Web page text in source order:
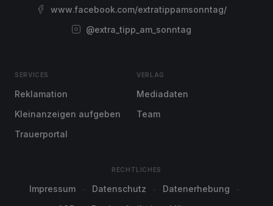
www.facebook.com/extratippamsonntag/
@extra_tipp_am_sonntag
SERVICES
Reklamation
Kleinanzeigen aufgeben
Trauerportal
VERLAG
Mediadaten
Team
RECHTLICHES
Impressum Datenschutz
Datenerhebung